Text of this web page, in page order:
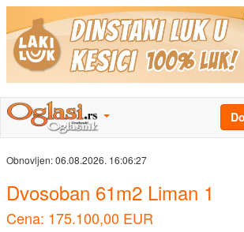
Obnovljen:06.08.2026. 16:06:27
Dvosoban 61m2 Liman 1
Cena: 175.100,00 EUR